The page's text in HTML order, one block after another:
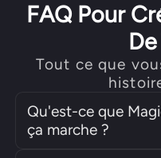
FAQ Pour
Tout ce que
Qu'est-ce que
ça marche ?